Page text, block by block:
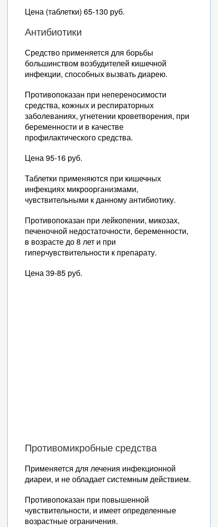
Цена (таблетки) 65-130 руб.
Антибиотики
Средство применяется для борьбы
большинством возбудителей кишечной
инфекции, способных вызвать диарею.
Противопоказан при непереносимости
средства, кожных и респираторных
заболеваниях, угнетении кроветворения, при
беременности и в качестве
профилактического средства.
Цена 95-16 руб.
Таблетки применяются при кишечных
инфекциях микроорганизмами,
чувствительными к данному антибиотику.
Противопоказан при лейкопении, микозах,
печеночной недостаточности, беременности,
в возрасте до 8 лет и при
гиперчувствительности к препарату.
Цена 39-85 руб.
Противомикробные средства
Применяется для лечения инфекционной
диареи, и не обладает системным действием.
Противопоказан при повышенной
чувствительности, и имеет определенные
возрастные ограничения.